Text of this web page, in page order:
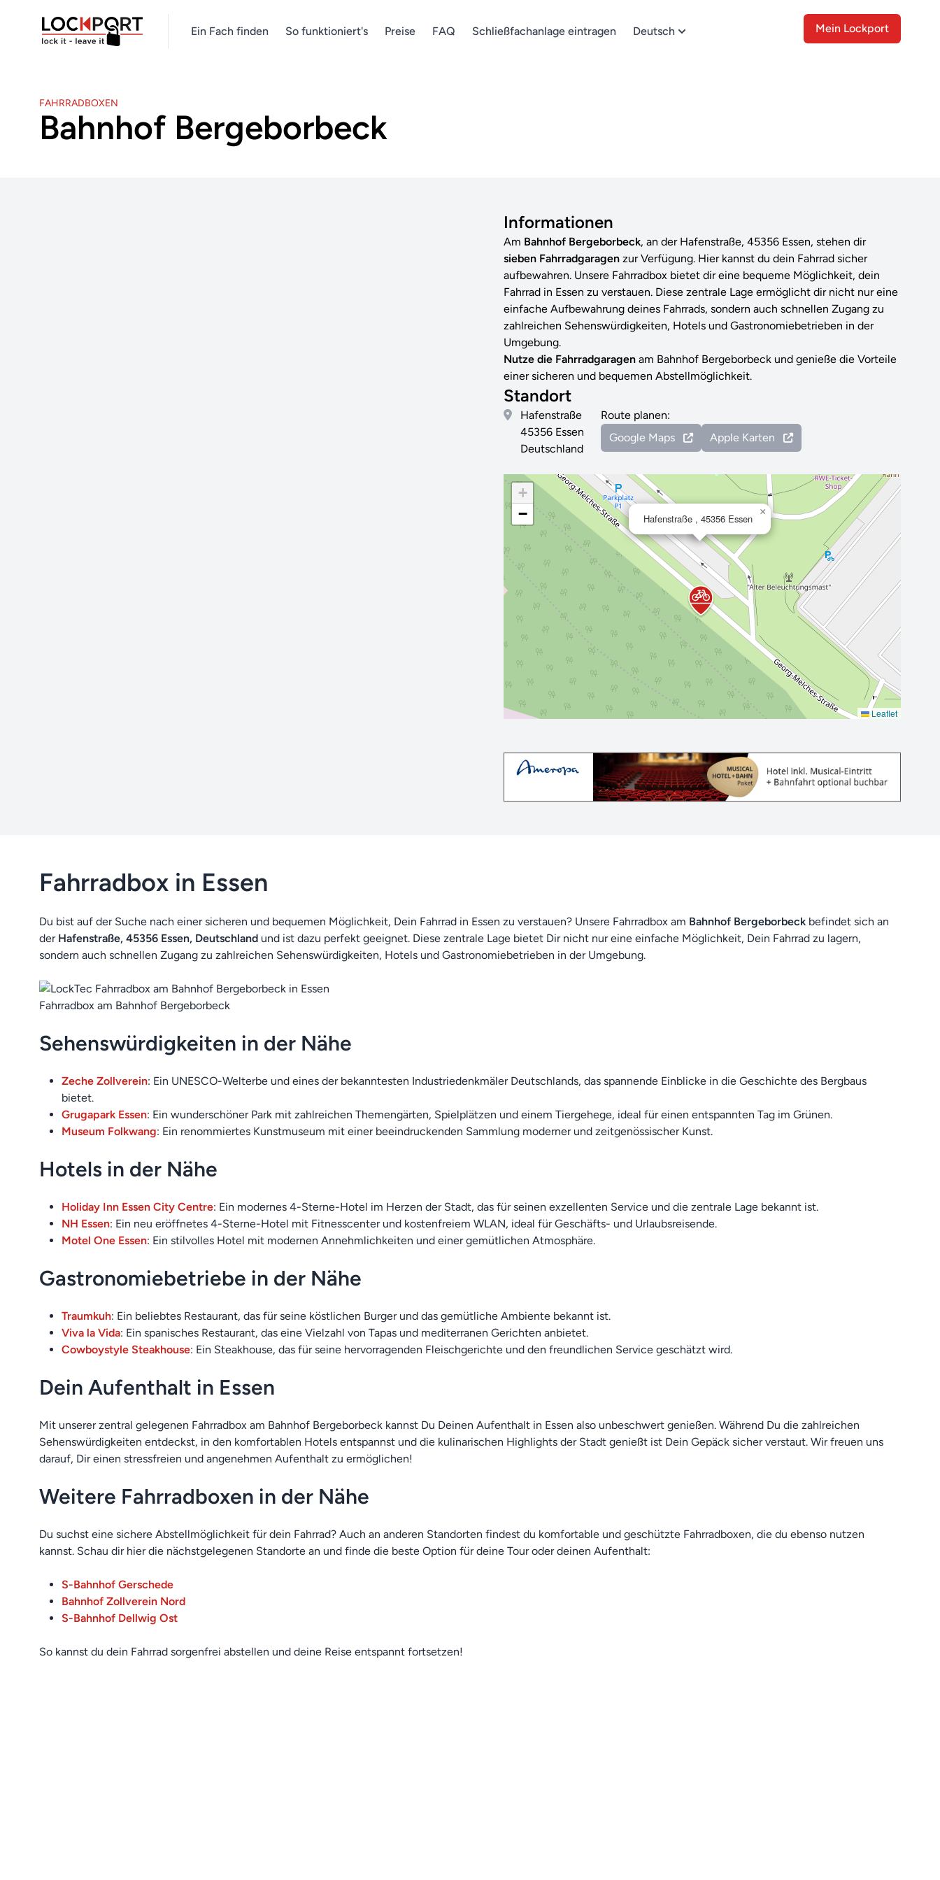
Ein Fach finden So funktioniert's Preise FAQ Schließfachanlage eintragen Deutsch Mein Lockport
FAHRRADBOXEN
Bahnhof Bergeborbeck
Informationen
Am Bahnhof Bergeborbeck, an der Hafenstraße, 45356 Essen, stehen dir
sieben Fahrradgaragen zur Verfügung. Hier kannst du dein Fahrrad sicher
aufbewahren. Unsere Fahrradbox bietet dir eine bequeme Möglichkeit, dein
Fahrrad in Essen zu verstauen. Diese zentrale Lage ermöglicht dir nicht nur eine
einfache Aufbewahrung deines Fahrrads, sondern auch schnellen Zugang zu
zahlreichen Sehenswürdigkeiten, Hotels und Gastronomiebetrieben in der
Umgebung.
Nutze die Fahrradgaragen am Bahnhof Bergeborbeck und genieße die Vorteile
einer sicheren und bequemen Abstellmöglichkeit.
Standort
Hafenstraße
45356 Essen
Deutschland
Route planen:
Google Maps
Apple Karten
Hafenstraße , 45356 Essen
×
+
−
Leaflet
Fahrradbox in Essen
Du bist auf der Suche nach einer sicheren und bequemen Möglichkeit, Dein Fahrrad in Essen zu verstauen? Unsere Fahrradbox am Bahnhof Bergeborbeck befindet sich an
der Hafenstraße, 45356 Essen, Deutschland und ist dazu perfekt geeignet. Diese zentrale Lage bietet Dir nicht nur eine einfache Möglichkeit, Dein Fahrrad zu lagern,
sondern auch schnellen Zugang zu zahlreichen Sehenswürdigkeiten, Hotels und Gastronomiebetrieben in der Umgebung.
Fahrradbox am Bahnhof Bergeborbeck
Sehenswürdigkeiten in der Nähe
Zeche Zollverein: Ein UNESCO-Welterbe und eines der bekanntesten Industriedenkmäler Deutschlands, das spannende Einblicke in die Geschichte des Bergbaus
bietet.
Grugapark Essen: Ein wunderschöner Park mit zahlreichen Themengärten, Spielplätzen und einem Tiergehege, ideal für einen entspannten Tag im Grünen.
Museum Folkwang: Ein renommiertes Kunstmuseum mit einer beeindruckenden Sammlung moderner und zeitgenössischer Kunst.
Hotels in der Nähe
Holiday Inn Essen City Centre: Ein modernes 4-Sterne-Hotel im Herzen der Stadt, das für seinen exzellenten Service und die zentrale Lage bekannt ist.
NH Essen: Ein neu eröffnetes 4-Sterne-Hotel mit Fitnesscenter und kostenfreiem WLAN, ideal für Geschäfts- und Urlaubsreisende.
Motel One Essen: Ein stilvolles Hotel mit modernen Annehmlichkeiten und einer gemütlichen Atmosphäre.
Gastronomiebetriebe in der Nähe
Traumkuh: Ein beliebtes Restaurant, das für seine köstlichen Burger und das gemütliche Ambiente bekannt ist.
Viva la Vida: Ein spanisches Restaurant, das eine Vielzahl von Tapas und mediterranen Gerichten anbietet.
Cowboystyle Steakhouse: Ein Steakhouse, das für seine hervorragenden Fleischgerichte und den freundlichen Service geschätzt wird.
Dein Aufenthalt in Essen
Mit unserer zentral gelegenen Fahrradbox am Bahnhof Bergeborbeck kannst Du Deinen Aufenthalt in Essen also unbeschwert genießen. Während Du die zahlreichen
Sehenswürdigkeiten entdeckst, in den komfortablen Hotels entspannst und die kulinarischen Highlights der Stadt genießt ist Dein Gepäck sicher verstaut. Wir freuen uns
darauf, Dir einen stressfreien und angenehmen Aufenthalt zu ermöglichen!
Weitere Fahrradboxen in der Nähe
Du suchst eine sichere Abstellmöglichkeit für dein Fahrrad? Auch an anderen Standorten findest du komfortable und geschützte Fahrradboxen, die du ebenso nutzen
kannst. Schau dir hier die nächstgelegenen Standorte an und finde die beste Option für deine Tour oder deinen Aufenthalt:
S-Bahnhof Gerschede
Bahnhof Zollverein Nord
S-Bahnhof Dellwig Ost
So kannst du dein Fahrrad sorgenfrei abstellen und deine Reise entspannt fortsetzen!